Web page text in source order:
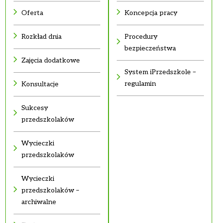
Oferta
Rozkład dnia
Zajęcia dodatkowe
Konsultacje
Sukcesy
przedszkolaków
Wycieczki
przedszkolaków
Wycieczki
przedszkolaków –
archiwalne
Koncepcja pracy
Procedury
bezpieczeństwa
System iPrzedszkole –
regulamin